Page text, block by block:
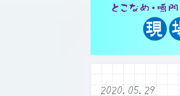
2020.05.29